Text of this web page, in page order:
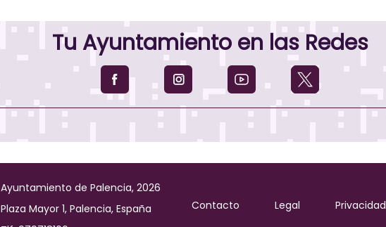
Tu Ayuntamiento en las Redes
Ayuntamiento de Palencia, 2026
Plaza Mayor 1, Palencia, España
Contacto Legal Privacidad